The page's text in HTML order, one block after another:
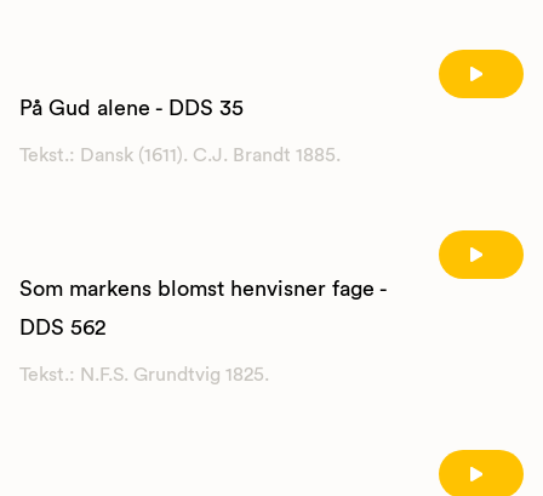
På Gud alene - DDS 35
Tekst.: Dansk (1611). C.J. Brandt 1885.
Som markens blomst henvisner fage -
DDS 562
Tekst.: N.F.S. Grundtvig 1825.